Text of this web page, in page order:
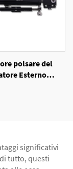
polsare del
Esterno
significativi
tutto, questi